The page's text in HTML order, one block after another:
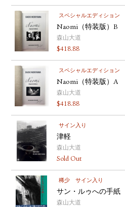
スペシャルエディション
Naomi（特装版）B
森山大道
$418.88
スペシャルエディション
Naomi（特装版）A
森山大道
$418.88
サイン入り
津軽
森山大道
Sold Out
稀少 サイン入り
サン・ルゥへの手紙
森山大道